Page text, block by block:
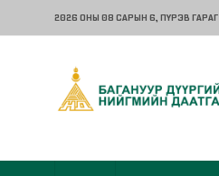
2026 ОНЫ 08 САРЫН 6, ПҮРЭВ ГАРАГ